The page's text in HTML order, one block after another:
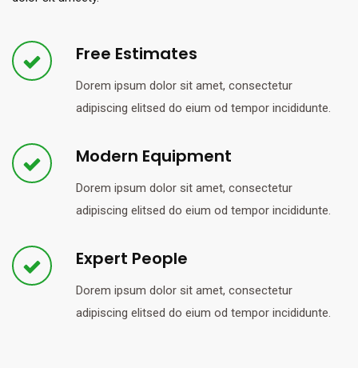
Free Estimates
Dorem ipsum dolor sit amet, consectetur
adipiscing elitsed do eium od tempor incididunte.
Modern Equipment
Dorem ipsum dolor sit amet, consectetur
adipiscing elitsed do eium od tempor incididunte.
Expert People
Dorem ipsum dolor sit amet, consectetur
adipiscing elitsed do eium od tempor incididunte.